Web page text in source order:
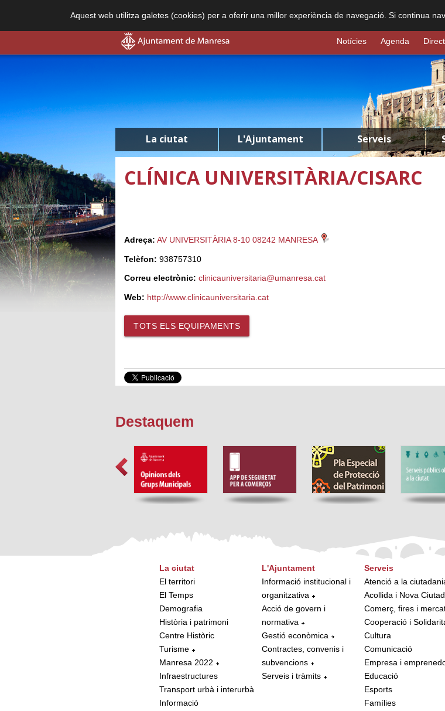
Aquest web utilitza galetes (cookies) per a oferir una millor experiència de navegació. Si continua
Notícies Agenda
La ciutat L'Ajuntament Serveis
CLÍNICA UNIVERSITÀRIA/CISARC
Adreça: AV UNIVERSITÀRIA 8-10 08242 MANRESA
Telèfon: 938757310
Correu electrònic: clinicauniversitaria@umanresa.cat
Web: http://www.clinicauniversitaria.cat
TOTS ELS EQUIPAMENTS
Destaquem
La ciutat
El territori
El Temps
Demografia
Història i patrimoni
Centre Històric
Turisme
Manresa 2022
Infraestructures
Transport urbà i interurbà
Informació
L'Ajuntament
Informació institucional i
organitzativa
Acció de govern i
normativa
Gestió econòmica
Contractes, convenis i
subvencions
Serveis i tràmits
Serveis
Atenció a la
Acollida i Nova
Comerç, fires i
Cooperació i
Cultura
Comunicació
Empresa i
Educació
Esports
Famílies